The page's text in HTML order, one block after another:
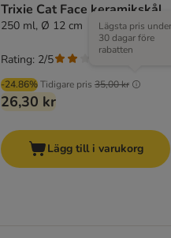
Trixie Cat Face keramikskål
250 ml, Ø 12 cm
-24.86%Tidigare pris 35,00 kr
Lägsta pris under
30 dagar före
rabatten
26,30 kr
Rating: 2/5
Lägg till i varukorg